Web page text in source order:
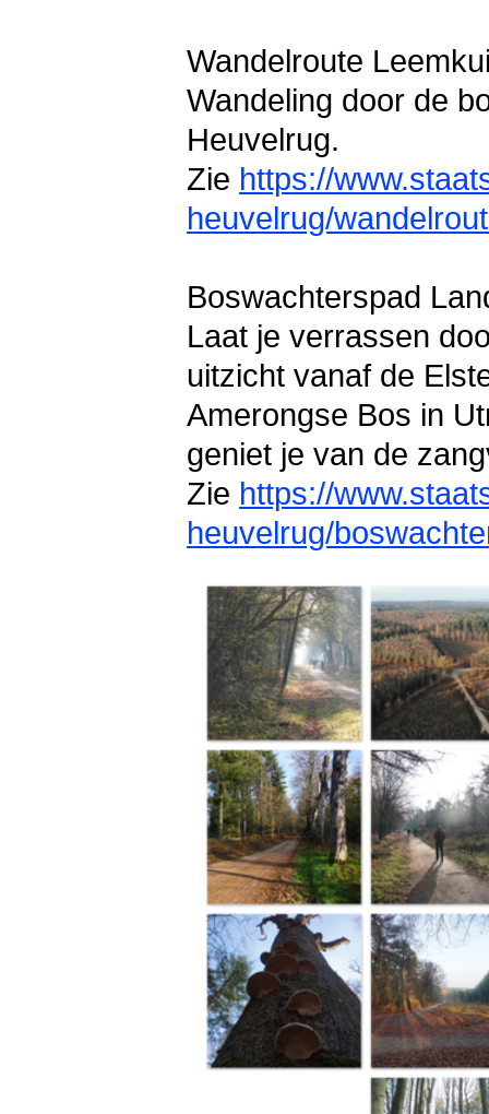
Wandelroute
Wandeling door de
Heuvelrug.
Zie https://
heuvelrug/
Boswachterspad
Laat je verrassen
uitzicht vanaf de
Amerongse Bos in
geniet je van de
Zie https://
heuvelrug/